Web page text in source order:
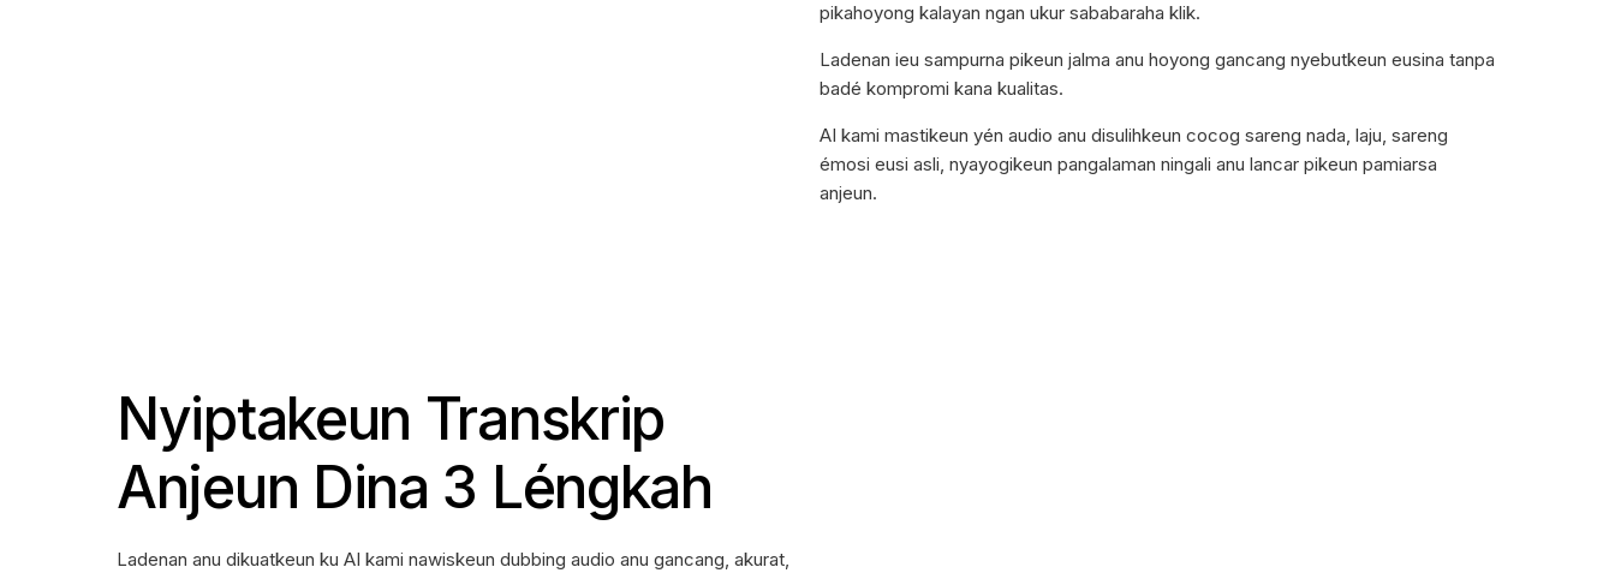
pikahoyong kalayan ngan ukur sababaraha klik.
Ladenan ieu sampurna pikeun jalma anu hoyong gancang nyebutkeun eusina tanpa
badé kompromi kana kualitas.
AI kami mastikeun yén audio anu disulihkeun cocog sareng nada, laju, sareng
émosi eusi asli, nyayogikeun pangalaman ningali anu lancar pikeun pamiarsa
anjeun.
Nyiptakeun Transkrip
Anjeun Dina 3 Léngkah
Ladenan anu dikuatkeun ku AI kami nawiskeun dubbing audio anu gancang, akurat,